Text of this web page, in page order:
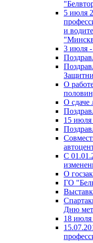
5 июля
и
3 июля -
О
О сдаче
15
С
О
ГО
Дню
18